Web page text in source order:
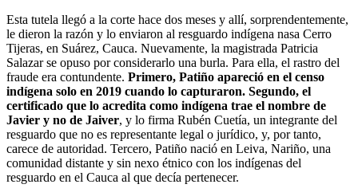
Esta tutela llegó a la corte hace dos meses y allí, sorprendentemente,
le dieron la razón y lo enviaron al resguardo indígena nasa Cerro
Tijeras, en Suárez, Cauca. Nuevamente, la magistrada Patricia
Salazar se opuso por considerarlo una burla. Para ella, el rastro del
fraude era contundente. Primero, Patiño apareció en el censo
indígena solo en 2019 cuando lo capturaron. Segundo, el
certificado que lo acredita como indígena trae el nombre de
Javier y no de Jaiver, y lo firma Rubén Cuetía, un integrante del
resguardo que no es representante legal o jurídico, y, por tanto,
carece de autoridad. Tercero, Patiño nació en Leiva, Nariño, una
comunidad distante y sin nexo étnico con los indígenas del
resguardo en el Cauca al que decía pertenecer.